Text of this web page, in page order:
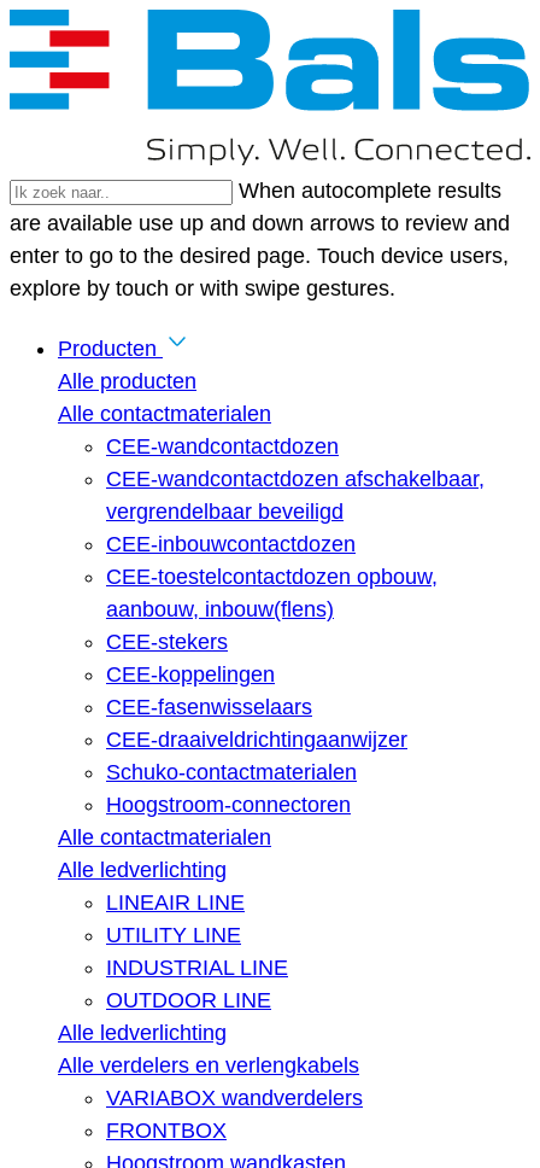
When autocomplete results
are available use up and down arrows to review and
enter to go to the desired page. Touch device users,
explore by touch or with swipe gestures.
Producten
Alle producten
Alle contactmaterialen
CEE-wandcontactdozen
CEE-wandcontactdozen afschakelbaar,
vergrendelbaar beveiligd
CEE-inbouwcontactdozen
CEE-toestelcontactdozen opbouw,
aanbouw, inbouw(flens)
CEE-stekers
CEE-koppelingen
CEE-fasenwisselaars
CEE-draaiveldrichtingaanwijzer
Schuko-contactmaterialen
Hoogstroom-connectoren
Alle contactmaterialen
Alle ledverlichting
LINEAIR LINE
UTILITY LINE
INDUSTRIAL LINE
OUTDOOR LINE
Alle ledverlichting
Alle verdelers en verlengkabels
VARIABOX wandverdelers
FRONTBOX
Hoogstroom wandkasten